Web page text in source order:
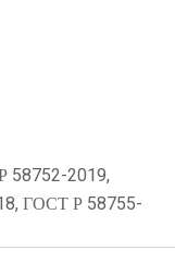
58752-2019,
ГОСТ Р 58755-